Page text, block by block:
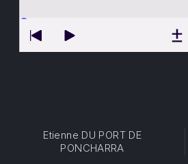
Etienne DU PORT DE
PONCHARRA